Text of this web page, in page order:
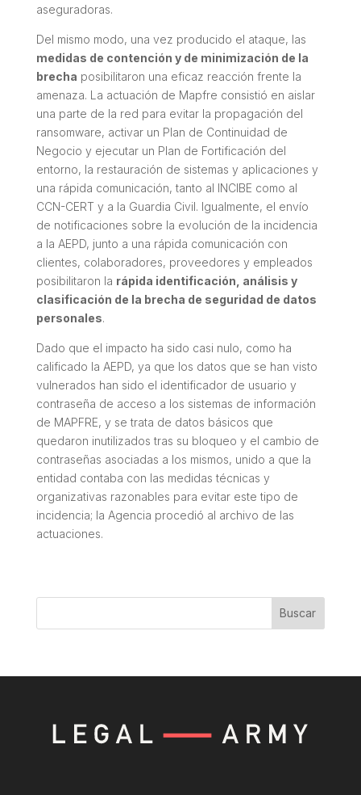
aseguradoras.
Del mismo modo, una vez producido el ataque, las
medidas de contención y de minimización de la
brecha posibilitaron una eficaz reacción frente la
amenaza. La actuación de Mapfre consistió en aislar
una parte de la red para evitar la propagación del
ransomware, activar un Plan de Continuidad de
Negocio y ejecutar un Plan de Fortificación del
entorno, la restauración de sistemas y aplicaciones y
una rápida comunicación, tanto al INCIBE como al
CCN-CERT y a la Guardia Civil. Igualmente, el envío
de notificaciones sobre la evolución de la incidencia
a la AEPD, junto a una rápida comunicación con
clientes, colaboradores, proveedores y empleados
posibilitaron la rápida identificación, análisis y
clasificación de la brecha de seguridad de datos
personales.
Dado que el impacto ha sido casi nulo, como ha
calificado la AEPD, ya que los datos que se han visto
vulnerados han sido el identificador de usuario y
contraseña de acceso a los sistemas de información
de MAPFRE, y se trata de datos básicos que
quedaron inutilizados tras su bloqueo y el cambio de
contraseñas asociadas a los mismos, unido a que la
entidad contaba con las medidas técnicas y
organizativas razonables para evitar este tipo de
incidencia; la Agencia procedió al archivo de las
actuaciones.
Buscar